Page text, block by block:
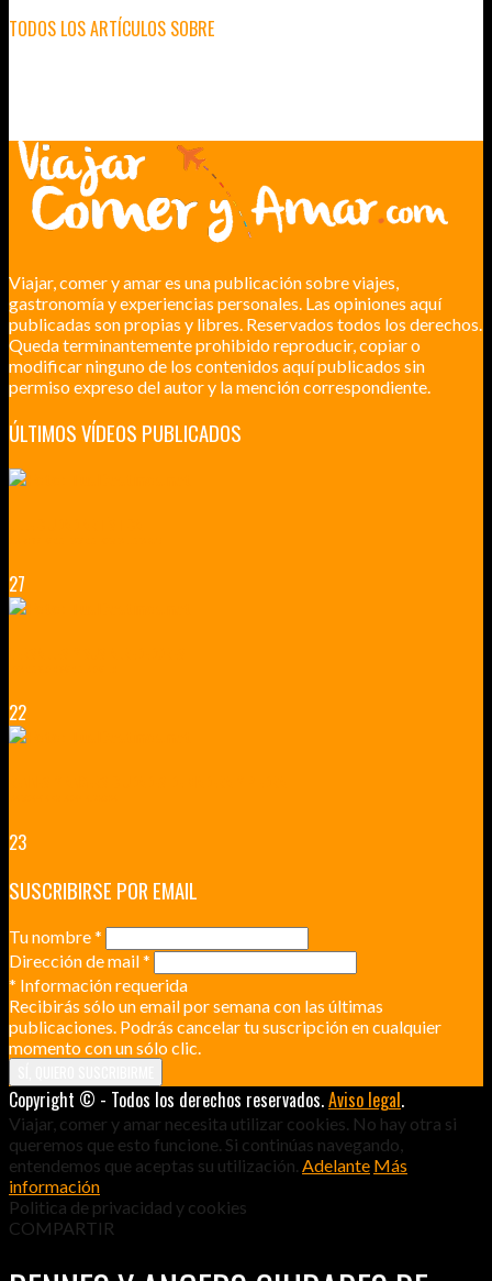
TODOS LOS ARTÍCULOS SOBRE
Viajar, comer y amar es una publicación sobre viajes,
gastronomía y experiencias personales. Las opiniones aquí
publicadas son propias y libres. Reservados todos los derechos.
Queda terminantemente prohibido reproducir, copiar o
modificar ninguno de los contenidos aquí publicados sin
permiso expreso del autor y la mención correspondiente.
ÚLTIMOS VÍDEOS PUBLICADOS
27
22
23
SUSCRIBIRSE POR EMAIL
Tu nombre*
Dirección de mail*
* Información requerida
Recibirás sólo un email por semana con las últimas
publicaciones. Podrás cancelar tu suscripción en cualquier
momento con un sólo clic.
Copyright © - Todos los derechos reservados.Aviso legal.
Viajar, comer y amar necesita utilizar cookies. No hay otra si
queremos que esto funcione. Si continúas navegando,
entendemos que aceptas su utilización. Adelante Más
información
Politica de privacidad y cookies
COMPARTIR